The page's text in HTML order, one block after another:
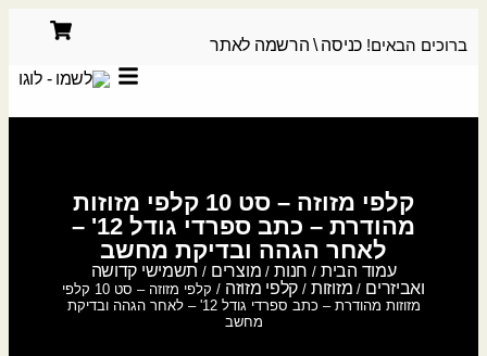
ברוכים הבאים! כניסה \ הרשמה לאתר
קלפי מזוזה – סט 10 קלפי מזוזות
מהודרת – כתב ספרדי גודל 12' –
לאחר הגהה ובדיקת מחשב
עמוד הבית/ חנות/ מוצרים / תשמישי קדושה
ואביזרים / מזוזות/ קלפי מזוזה
/ קלפי מזוזה – סט 10 קלפי
מזוזות מהודרת – כתב ספרדי גודל 12' – לאחר הגהה ובדיקת
מחשב